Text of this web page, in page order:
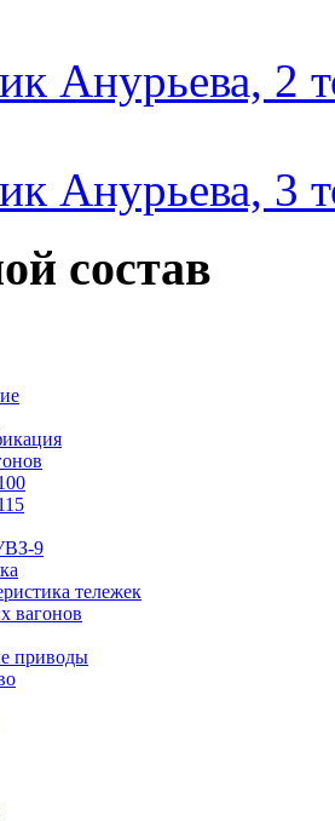
Анурьева, 2
Анурьева, 3
состав
9
тележек
вагонов
приводы